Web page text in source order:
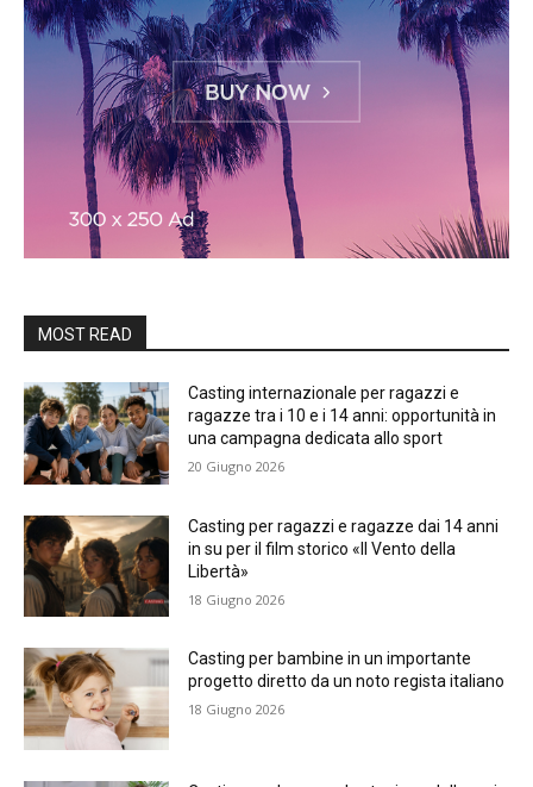
MOST READ
Casting internazionale per ragazzi e
ragazze tra i 10 e i 14 anni: opportunità in
una campagna dedicata allo sport
20 Giugno 2026
Casting per ragazzi e ragazze dai 14 anni
in su per il film storico «Il Vento della
Libertà»
18 Giugno 2026
Casting per bambine in un importante
progetto diretto da un noto regista italiano
18 Giugno 2026